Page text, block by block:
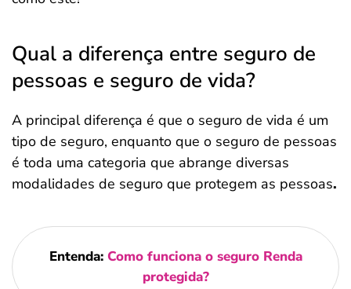
Qual a diferença entre seguro de
pessoas e seguro de vida?
A principal diferença é que o seguro de vida é um
tipo de seguro, enquanto que o seguro de pessoas
é toda uma categoria que abrange diversas
modalidades de seguro que protegem as pessoas.
Entenda: Como funciona o seguro Renda
protegida?